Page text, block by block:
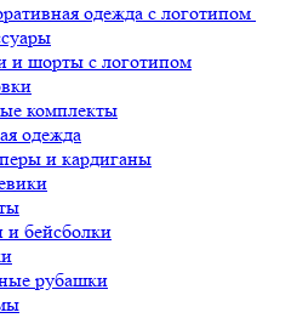
одежда с логотипом
и шорты с логотипом
комплекты
одежда
и кардиганы
и бейсболки
рубашки